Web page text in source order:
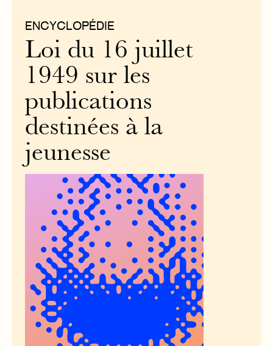
ENCYCLOPÉDIE
Loi du 16 juillet
1949 sur les
publications
destinées à la
jeunesse